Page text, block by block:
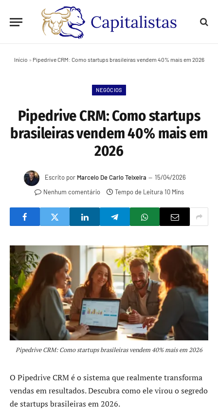
Início » Pipedrive CRM: Como startups brasileiras vendem 40% mais em 2026
NEGÓCIOS
Pipedrive CRM: Como startups
brasileiras vendem 40% mais em
2026
Escrito por Marcelo De Carlo Teixeira
15/04/2026
Nenhum comentário
Tempo de Leitura 10 Mins
Pipedrive CRM: Como startups brasileiras vendem 40% mais em 2026
O Pipedrive CRM é o sistema que realmente transforma
vendas em resultados. Descubra como ele virou o segredo
de startups brasileiras em 2026.